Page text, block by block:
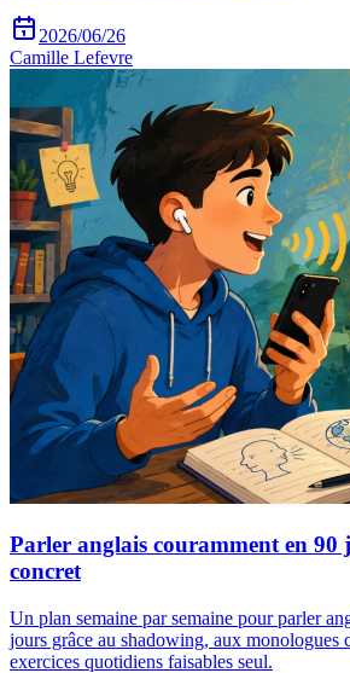
2026/06/26
Camille Lefevre
Parler anglais couramment en 90
concret
Un plan semaine par semaine pour parler
jours grâce au shadowing, aux monologues
exercices quotidiens faisables seul.